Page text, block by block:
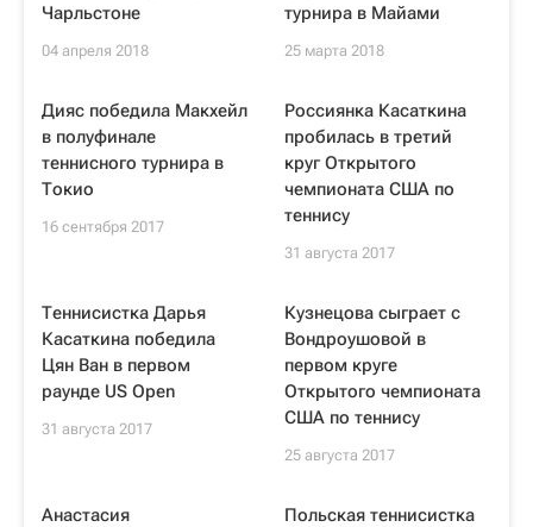
Чарльстоне
04 апреля 2018
турнира в Майами
25 марта 2018
Дияс победила Макхейл
в полуфинале
теннисного турнира в
Токио
16 сентября 2017
Россиянка Касаткина
пробилась в третий
круг Открытого
чемпионата США по
теннису
31 августа 2017
Теннисистка Дарья
Касаткина победила
Цян Ван в первом
раунде US Open
31 августа 2017
Кузнецова сыграет с
Вондроушовой в
первом круге
Открытого чемпионата
США по теннису
25 августа 2017
Анастасия
Польская теннисистка